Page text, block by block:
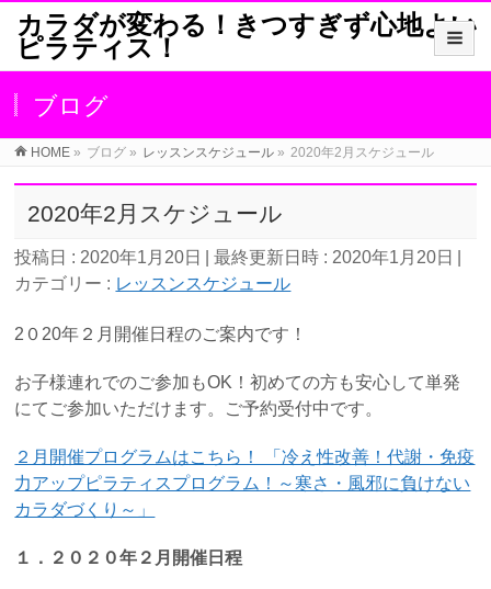
カラダが変わる！きつすぎず心地よい
ピラティス！
ブログ
HOME » ブログ » レッスンスケジュール » 2020年2月スケジュール
2020年2月スケジュール
投稿日 : 2020年1月20日
最終更新日時 : 2020年1月20日
カテゴリー : レッスンスケジュール
2０20年２月開催日程のご案内です！
お子様連れでのご参加もOK！初めての方も安心して単発
にてご参加いただけます。ご予約受付中です。
２月開催プログラムはこちら！ 「冷え性改善！代謝・免疫
力アップピラティスプログラム！～寒さ・風邪に負けない
カラダづくり～」
１．２０２０年２月開催日程